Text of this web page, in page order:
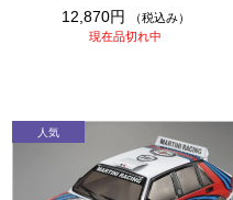
12,870円
（税込み）
現在品切れ中